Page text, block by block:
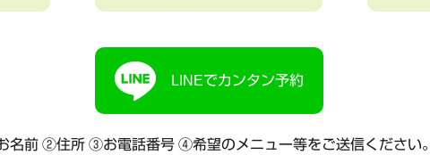
LINEでカンタン予約
名前 ②住所 ③お電話番号 ④希望のメニュー等をご送信ください。